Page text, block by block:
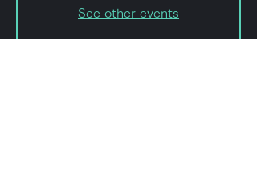
See other events